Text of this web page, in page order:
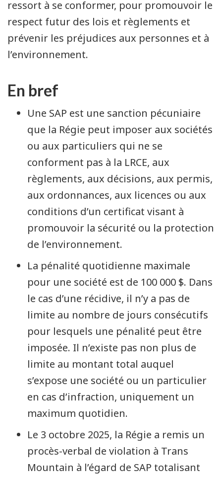
ressort à se conformer, pour promouvoir le
respect futur des lois et règlements et
prévenir les préjudices aux personnes et à
l’environnement.
En bref
Une SAP est une sanction pécuniaire
que la Régie peut imposer aux sociétés
ou aux particuliers qui ne se
conforment pas à la LRCE, aux
règlements, aux décisions, aux permis,
aux ordonnances, aux licences ou aux
conditions d’un certificat visant à
promouvoir la sécurité ou la protection
de l’environnement.
La pénalité quotidienne maximale
pour une société est de 100 000 $. Dans
le cas d’une récidive, il n’y a pas de
limite au nombre de jours consécutifs
pour lesquels une pénalité peut être
imposée. Il n’existe pas non plus de
limite au montant total auquel
s’expose une société ou un particulier
en cas d’infraction, uniquement un
maximum quotidien.
Le 3 octobre 2025, la Régie a remis un
procès-verbal de violation à Trans
Mountain à l’égard de SAP totalisant